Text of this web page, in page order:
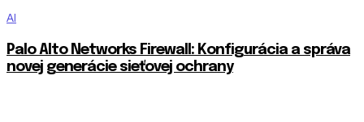
AI
Palo Alto Networks Firewall: Konfigurácia a správa
novej generácie sieťovej ochrany